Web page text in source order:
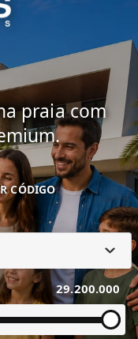
praia com
CÓDIGO
29.200.000